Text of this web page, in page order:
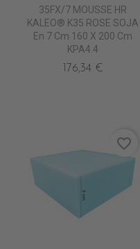
35FX/7 MOUSSE HR
KALEO® K35 ROSE SOJA
En 7 Cm 160 X 200 Cm
KPA4.4
176,34 €
favorite_border